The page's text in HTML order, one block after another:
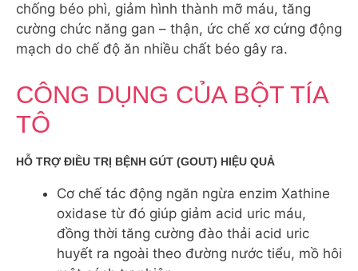
chống béo phì, giảm hình thành mỡ máu, tăng
cường chức năng gan – thận, ức chế xơ cứng động
mạch do chế độ ăn nhiều chất béo gây ra.
CÔNG DỤNG CỦA BỘT TÍA
TÔ
HỖ TRỢ ĐIỀU TRỊ BỆNH GÚT (GOUT) HIỆU QUẢ
Cơ chế tác động ngăn ngừa enzim Xathine
oxidase từ đó giúp giảm acid uric máu,
đồng thời tăng cường đào thải acid uric
huyết ra ngoài theo đường nước tiểu, mồ hôi